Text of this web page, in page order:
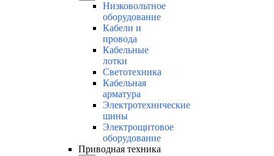
Низковольтное
оборудование
Кабели и
провода
Кабельные
лотки
Светотехника
Кабельная
арматура
Электротехнические
шины
Электрощитовое
оборудование
Приводная техника